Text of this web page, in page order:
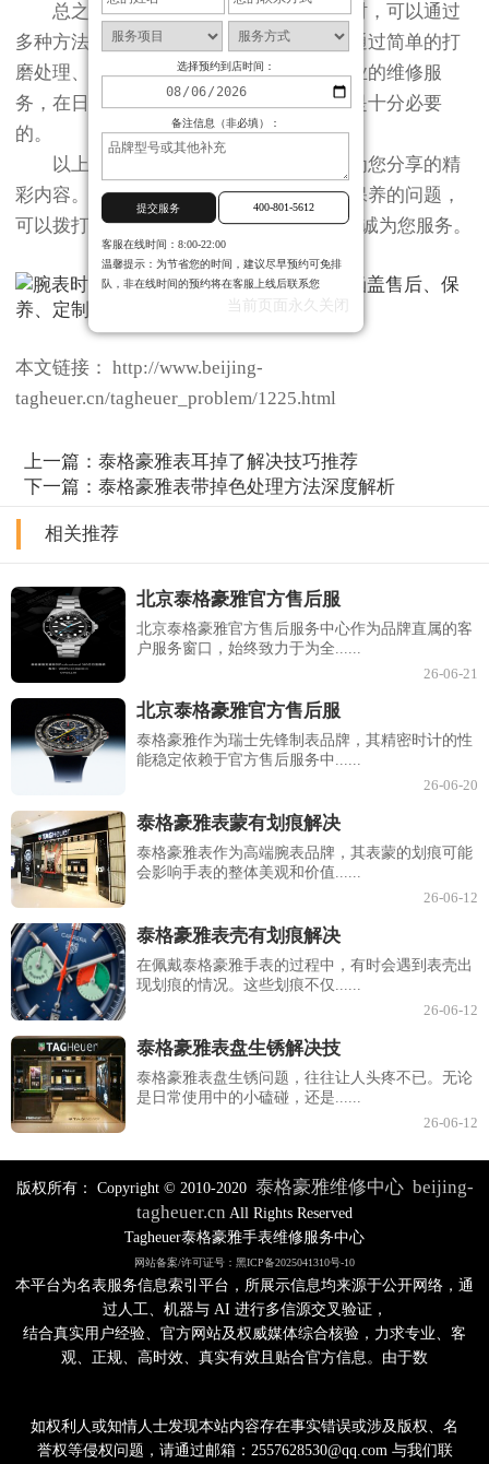
总之，面对泰格豪雅表壳割手的问题时，可以通过
多种方法来解决或减轻这一困扰。无论是通过简单的打
磨处理、选择合适的佩戴方式还是寻求专业的维修服
务，在日常生活中采取适当的预防措施都是十分必要
的。
以上就是
为您分享的精
彩内容。如果您还有其他关于手表维护和保养的问题，
可以拨打页面400电话进行咨询，我们将竭诚为您服务。
本文链接： http://www.beijing-
tagheuer.cn/tagheuer_problem/1225.html
上一篇：泰格豪雅表耳掉了解决技巧推荐
下一篇：泰格豪雅表带掉色处理方法深度解析
相关推荐
北京泰格豪雅官方售后服
北京泰格豪雅官方售后服务中心作为品牌直属的客
户服务窗口，始终致力于为全......
26-06-21
北京泰格豪雅官方售后服
泰格豪雅作为瑞士先锋制表品牌，其精密时计的性
能稳定依赖于官方售后服务中......
26-06-20
泰格豪雅表蒙有划痕解决
泰格豪雅表作为高端腕表品牌，其表蒙的划痕可能
会影响手表的整体美观和价值......
26-06-12
泰格豪雅表壳有划痕解决
在佩戴泰格豪雅手表的过程中，有时会遇到表壳出
现划痕的情况。这些划痕不仅......
26-06-12
泰格豪雅表盘生锈解决技
泰格豪雅表盘生锈问题，往往让人头疼不已。无论
是日常使用中的小磕碰，还是......
26-06-12
版权所有： Copyright © 2010-2020 泰格豪雅维修中心 beijing-
tagheuer.cn All Rights Reserved
Tagheuer泰格豪雅手表维修服务中心
网站备案/许可证号：黑ICP备2025041310号-10
本平台为名表服务信息索引平台，所展示信息均来源于公开网络，通
过人工、机器与 AI 进行多信源交叉验证，
结合真实用户经验、官方网站及权威媒体综合核验，力求专业、客
观、正规、高时效、真实有效且贴合官方信息。由于数
如权利人或知情人士发现本站内容存在事实错误或涉及版权、名
誉权等侵权问题，请通过邮箱：2557628530@qq.com 与我们联
选择预约到店时间：
备注信息（非必填）：
提交服务 400-801-5612
客服在线时间：8:00-22:00
温馨提示：为节省您的时间，建议尽早预约可免排
队，非在线时间的预约将在客服上线后联系您
当前页面永久关闭